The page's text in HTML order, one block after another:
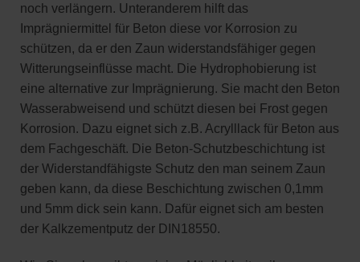
noch verlängern. Unteranderem hilft das
Imprägniermittel für Beton diese vor Korrosion zu
schützen, da er den Zaun widerstandsfähiger gegen
Witterungseinflüsse macht. Die Hydrophobierung ist
eine alternative zur Imprägnierung. Sie macht den Beton
Wasserabweisend und schützt diesen bei Frost gegen
Korrosion. Dazu eignet sich z.B. Acrylllack für Beton aus
dem Fachgeschäft. Die Beton-Schutzbeschichtung ist
der Widerstandfähigste Schutz den man seinem Zaun
geben kann, da diese Beschichtung zwischen 0,1mm
und 5mm dick sein kann. Dafür eignet sich am besten
der Kalkzementputz der DIN18550.